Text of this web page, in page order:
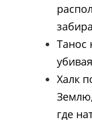
Танос
Халк
где